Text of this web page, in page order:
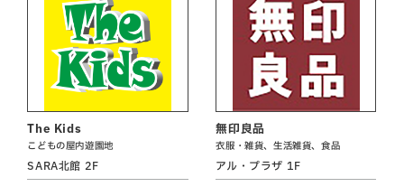
The Kids
こどもの屋内遊園地
SARA北館 2F
無印良品
衣服・雑貨、生活雑貨、食品
アル・プラザ 1F